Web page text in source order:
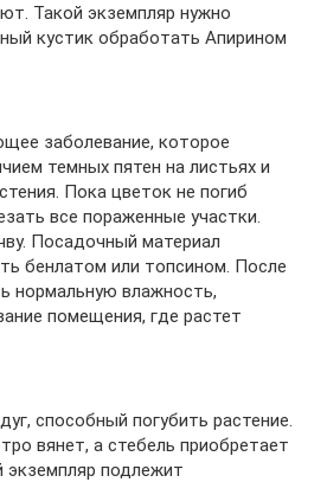
Такой экземпляр нужно
кустик обработать Апирином
заболевание, которое
темных пятен на листьях и
Пока цветок не погиб
все пораженные участки.
Посадочный материал
бенлатом или топсином. После
нормальную влажность,
помещения, где растет
способный погубить растение.
вянет, а стебель приобретает
экземпляр подлежит